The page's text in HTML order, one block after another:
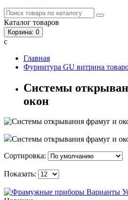
Каталог товаров
Корзина: 0
с
Главная
Фурнитура GU витрина
Системы
окон
Системы открывания фрамуг и
Сортировка:
Показать: